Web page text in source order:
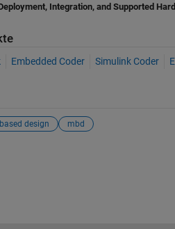
Integration, and Supported
Embedded Coder Simulink Coder
design mbd